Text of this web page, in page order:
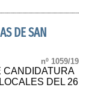
DE SAN
nº 1059/19
CANDIDATURA
DEL 26